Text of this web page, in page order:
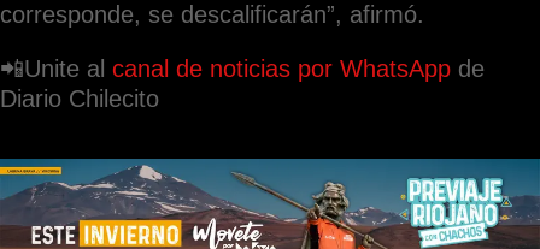
corresponde, se descalificarán”, afirmó.
📲Unite al canal de noticias por WhatsApp de
Diario Chilecito